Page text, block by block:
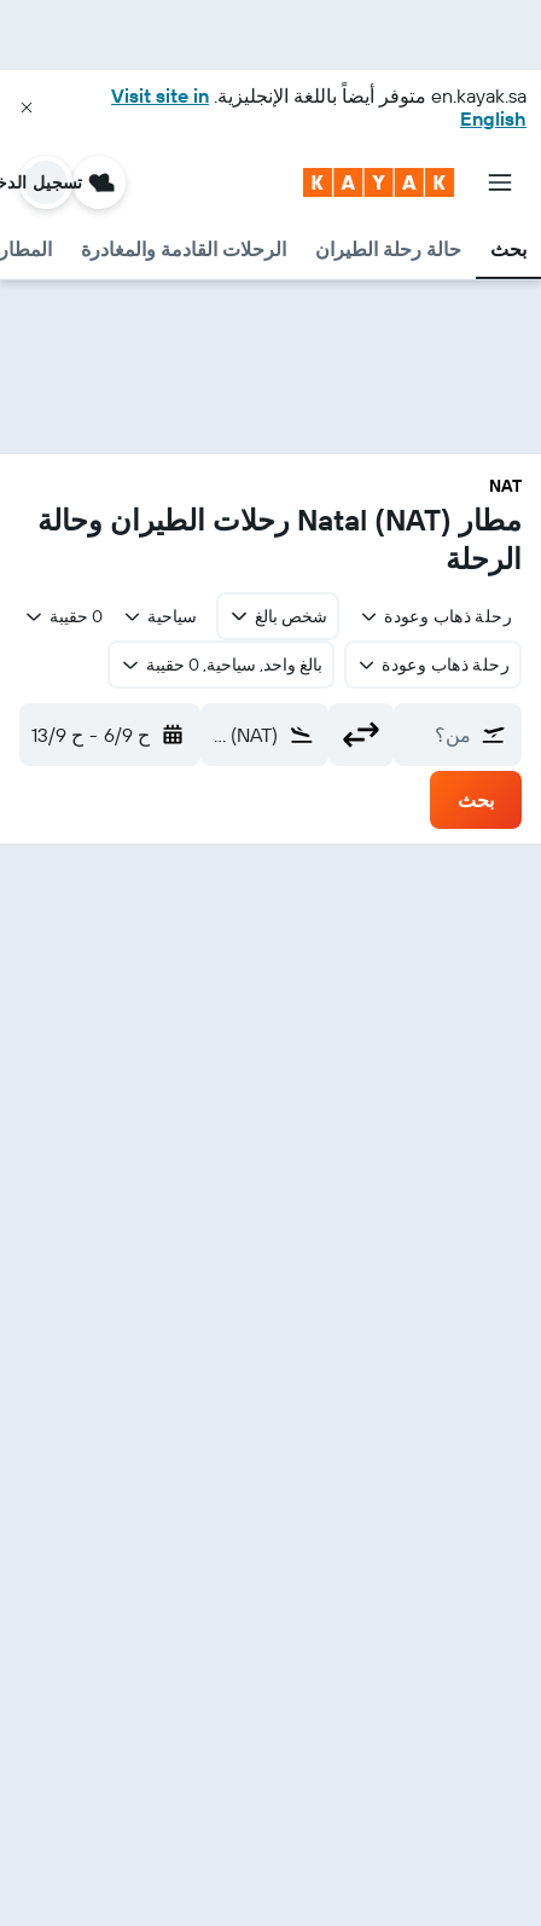
en.kayak.sa متوفر أيضاً باللغة الإنجليزية. Visit site in
English
بحث حالة رحلة الطيران الرحلات القادمة والمغادرة
تسجيل
NAT
مطار Natal (NAT) رحلات الطيران وحالة
الرحلة
رحلة ذهاب وعودة شخص بالغ سياحية 0 حقيبة
رحلة ذهاب وعودة بالغ واحد, سياحية, 0 حقيبة
من؟ Natal (NAT) ح 6/9 - ح 13/9
بحث